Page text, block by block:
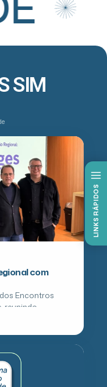
SIM
com
Encontros
reunindo
LINKS RÁPIDOS